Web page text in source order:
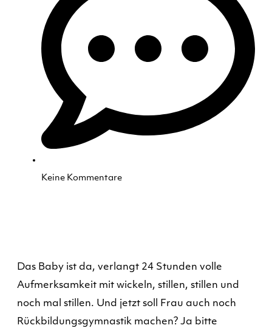
Keine Kommentare
Das Baby ist da, verlangt 24 Stunden volle
Aufmerksamkeit mit wickeln, stillen, stillen und
noch mal stillen. Und jetzt soll Frau auch noch
Rückbildungsgymnastik machen? Ja bitte